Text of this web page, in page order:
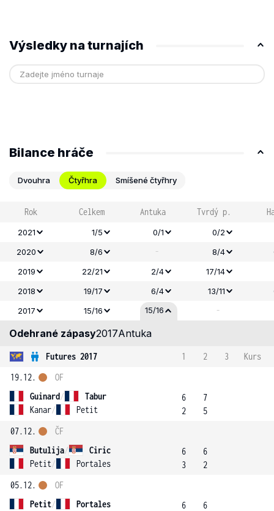
Výsledky na turnajích
Bilance hráče
Dvouhra Čtyřhra Smíšené čtyřhry
Rok Celkem Antuka Tvrdý p.
2021 1/5 0/1
0/2
2020
8/6 - 8/4
2019
22/21 2/4 17/14
2018
19/17 6/4 13/11
2017
15/16 15/16 -
Odehrané zápasy2017Antuka
Futures 2017 1 2 3
Kurs
19.12.
Guinard/
Tabur
Kanar/ Petit
OF
6
2
7
5
07.12.
Butulija/
Ciric
Petit/ Portales
ČF
6
3
6
2
05.12.
Petit/
Portales
OF
6
6